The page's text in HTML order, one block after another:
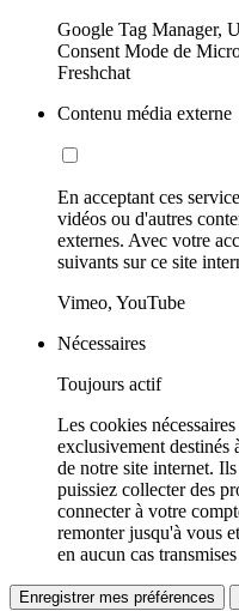
Google Tag Manager,
Consent Mode de
Freshchat
Contenu média externe
En acceptant ces
vidéos ou d'autres
externes. Avec votre
suivants sur ce site
Vimeo, YouTube
Nécessaires
Toujours actif
Les cookies
exclusivement destinés
de notre site internet.
puissiez collecter des
connecter à votre
remonter jusqu'à vous
en aucun cas
Enregistrer mes préférences